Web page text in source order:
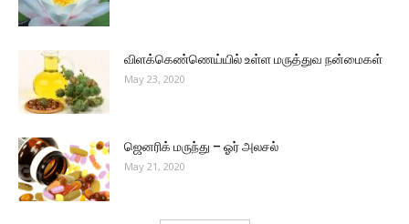
விளக்கெண்ணெய்யில் உள்ள மருத்துவ நன்மைகள்
May 23, 2020
ஜெனரிக் மருந்து – ஓர் அலசல்
May 21, 2020